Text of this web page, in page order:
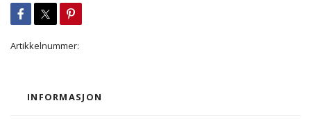
Artikkelnummer:
INFORMASJON